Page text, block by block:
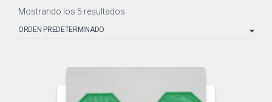
Mostrando los 5 resultados